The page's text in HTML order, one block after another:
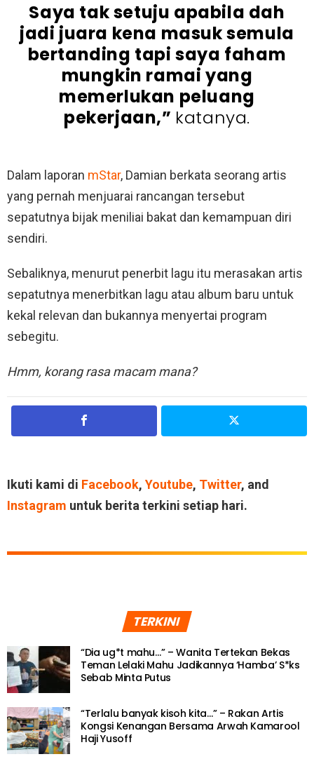
Saya tak setuju apabila dah
jadi juara kena masuk semula
bertanding tapi saya faham
mungkin ramai yang
memerlukan peluang
pekerjaan,” katanya.
Dalam laporan mStar, Damian berkata seorang artis
yang pernah menjuarai rancangan tersebut
sepatutnya bijak meniliai bakat dan kemampuan diri
sendiri.
Sebaliknya, menurut penerbit lagu itu merasakan artis
sepatutnya menerbitkan lagu atau album baru untuk
kekal relevan dan bukannya menyertai program
sebegitu.
Hmm, korang rasa macam mana?
Ikuti kami di Facebook, Youtube, Twitter, and
Instagram untuk berita terkini setiap hari.
TERKINI
“Dia ug*t mahu…” – Wanita Tertekan Bekas
Teman Lelaki Mahu Jadikannya ‘Hamba’ S*ks
Sebab Minta Putus
“Terlalu banyak kisoh kita…” – Rakan Artis
Kongsi Kenangan Bersama Arwah Kamarool
Haji Yusoff